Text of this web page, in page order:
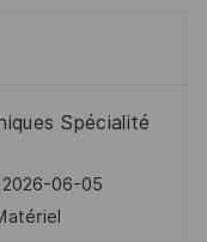
Spécialité
2026-06-05